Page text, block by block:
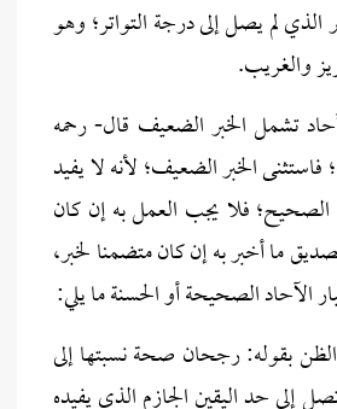
الذي لم يصل إلى درجة التواتر؛ وهو
والغريب.
تشمل الخبر الضعيف قال- رحمه
الخبر الضعيف؛ لأنه لا يفيد
الصحيح؛ فلا يجب العمل به إن كان
ما أخبر به إن كان متضمنا لخبر،
الآحاد الصحيحة أو الحسنة ما يلي:
بقوله: رجحان صحة نسبتها إلى
إلى حد اليقين الجازم الذي يفيده